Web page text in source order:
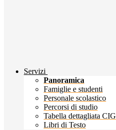
Servizi
Panoramica
Famiglie e studenti
Personale scolastico
Percorsi di studio
Tabella dettagliata CIG
Libri di Testo